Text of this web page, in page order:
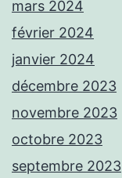
mars 2024
février 2024
janvier 2024
décembre 2023
novembre 2023
octobre 2023
septembre 2023